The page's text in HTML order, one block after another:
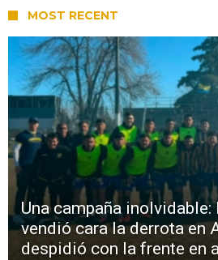
MOST RECENT
Una campaña
vendió cara la derrota en
despidió con la frente en